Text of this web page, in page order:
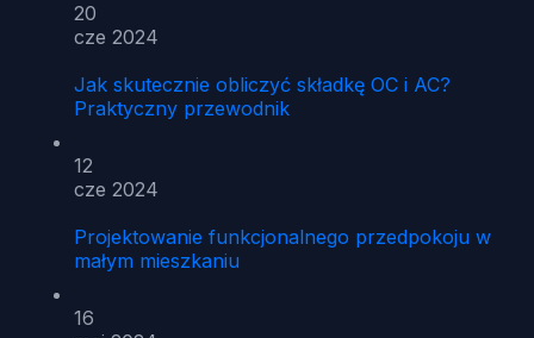
20
cze 2024
Jak skutecznie obliczyć składkę OC i AC?
Praktyczny przewodnik
12
cze 2024
Projektowanie funkcjonalnego przedpokoju w
małym mieszkaniu
16